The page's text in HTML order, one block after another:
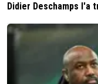
Didier Deschamps l'a